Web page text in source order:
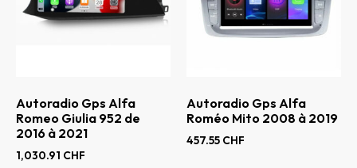
Autoradio Gps Alfa
Romeo Giulia 952 de
2016 à 2021
1,030.91 CHF
Autoradio Gps Alfa
Roméo Mito 2008 à 2019
457.55 CHF